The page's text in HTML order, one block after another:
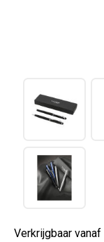
Verkrijgbaar vanaf